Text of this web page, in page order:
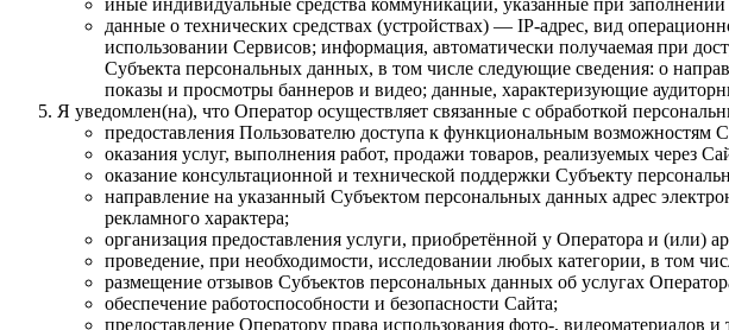
данные о технических средствах (устройствах) — IP-адрес, вид
использовании Сервисов; информация, автоматически получаемая при
Субъекта персональных данных, в том числе следующие сведения: о
показы и просмотры баннеров и видео; данные, характеризующие
Я уведомлен(на), что Оператор осуществляет связанные с обработкой
предоставления Пользователю доступа к функциональным возможностям
оказания услуг, выполнения работ, продажи товаров, реализуемых через
оказание консультационной и технической поддержки Субъекту
направление на указанный Субъектом персональных данных адрес
рекламного характера;
организация предоставления услуги, приобретённой у Оператора и (или)
проведение, при необходимости, исследовании любых категории, в том
размещение отзывов Субъектов персональных данных об услугах
обеспечение работоспособности и безопасности Сайта;
предоставление Оператору права использования фото-, видеоматериалов